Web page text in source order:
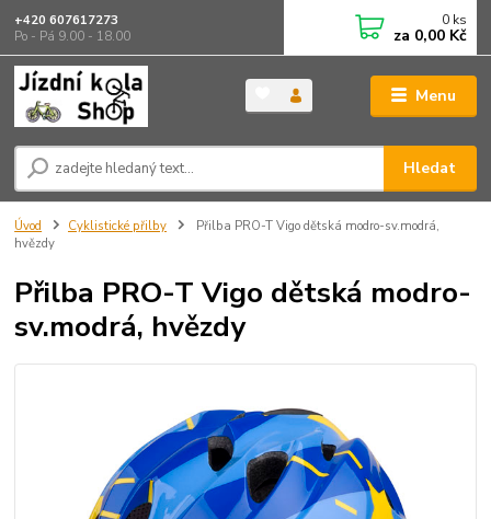
Menu
Hledat
+420 607617273
Po - Pá 9.00 - 18.00
0 ks
za 0,00 Kč
Úvod Cyklistické přilby
Přilba PRO-T Vigo dětská modro-sv.modrá,
hvězdy
Přilba PRO-T Vigo dětská modro-
sv.modrá, hvězdy